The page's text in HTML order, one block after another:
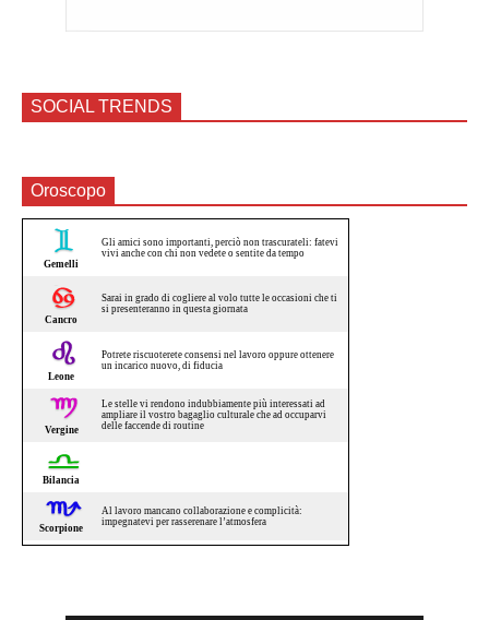
SOCIAL TRENDS
Oroscopo